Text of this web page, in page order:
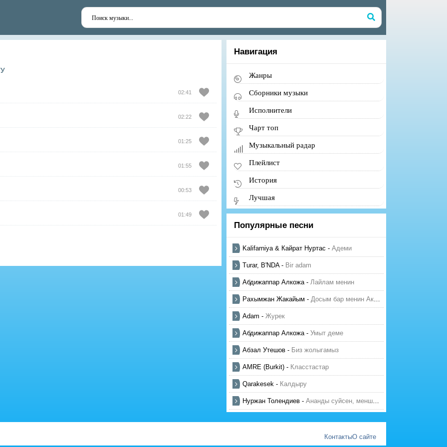
02:41
02:22
01:25
01:55
00:53
01:49
Навигация
Жанры
Сборники музыки
Исполнители
Чарт топ
Музыкальный радар
Плейлист
История
Лучшая
Популярные песни
Kalifarniya & Кайрат Нуртас - Адеми
Turar, B'NDA- Bir adam
Абдижаппар Алкожа- Лайлам менин
Рахымжан Жакайым - Досым бар менин Актауда
Adam - Журек
Абдижаппар Алкожа- Умыт деме
Абзал Утешов - Биз жолыгамыз
AMRE (Burkit) - Класстастар
Qarakesek - Калдыру
Нуржан Толендиев - Ананды суйсен, менше суй
КонтактыО сайте